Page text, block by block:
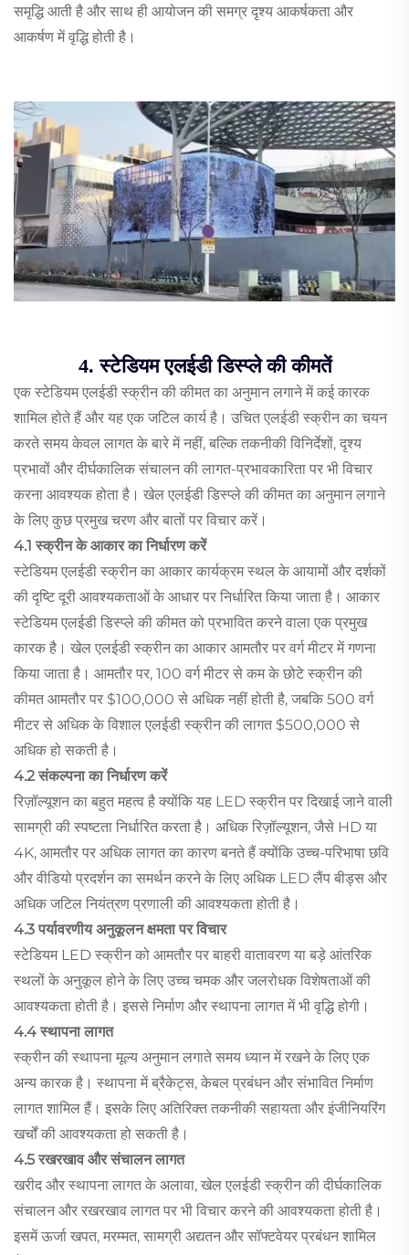
समृद्धि आती है और साथ ही आयोजन की समग्र दृश्य आकर्षकता और
आकर्षण में वृद्धि होती है।
4. स्टेडियम एलईडी डिस्प्ले की कीमतें
एक स्टेडियम एलईडी स्क्रीन की कीमत का अनुमान लगाने में कई कारक
शामिल होते हैं और यह एक जटिल कार्य है। उचित एलईडी स्क्रीन का चयन
करते समय केवल लागत के बारे में नहीं, बल्कि तकनीकी विनिर्देशों, दृश्य
प्रभावों और दीर्घकालिक संचालन की लागत-प्रभावकारिता पर भी विचार
करना आवश्यक होता है। खेल एलईडी डिस्प्ले की कीमत का अनुमान लगाने
के लिए कुछ प्रमुख चरण और बातों पर विचार करें।
4.1 स्क्रीन के आकार का निर्धारण करें
स्टेडियम एलईडी स्क्रीन का आकार कार्यक्रम स्थल के आयामों और दर्शकों
की दृष्टि दूरी आवश्यकताओं के आधार पर निर्धारित किया जाता है। आकार
स्टेडियम एलईडी डिस्प्ले की कीमत को प्रभावित करने वाला एक प्रमुख
कारक है। खेल एलईडी स्क्रीन का आकार आमतौर पर वर्ग मीटर में गणना
किया जाता है। आमतौर पर, 100 वर्ग मीटर से कम के छोटे स्क्रीन की
कीमत आमतौर पर $100,000 से अधिक नहीं होती है, जबकि 500 वर्ग
मीटर से अधिक के विशाल एलईडी स्क्रीन की लागत $500,000 से
अधिक हो सकती है।
4.2 संकल्पना का निर्धारण करें
रिज़ॉल्यूशन का बहुत महत्व है क्योंकि यह LED स्क्रीन पर दिखाई जाने वाली
सामग्री की स्पष्टता निर्धारित करता है। अधिक रिज़ॉल्यूशन, जैसे HD या
4K, आमतौर पर अधिक लागत का कारण बनते हैं क्योंकि उच्च-परिभाषा छवि
और वीडियो प्रदर्शन का समर्थन करने के लिए अधिक LED लैंप बीड्स और
अधिक जटिल नियंत्रण प्रणाली की आवश्यकता होती है।
4.3 पर्यावरणीय अनुकूलन क्षमता पर विचार
स्टेडियम LED स्क्रीन को आमतौर पर बाहरी वातावरण या बड़े आंतरिक
स्थलों के अनुकूल होने के लिए उच्च चमक और जलरोधक विशेषताओं की
आवश्यकता होती है। इससे निर्माण और स्थापना लागत में भी वृद्धि होगी।
4.4 स्थापना लागत
स्क्रीन की स्थापना मूल्य अनुमान लगाते समय ध्यान में रखने के लिए एक
अन्य कारक है। स्थापना में ब्रैकेट्स, केबल प्रबंधन और संभावित निर्माण
लागत शामिल हैं। इसके लिए अतिरिक्त तकनीकी सहायता और इंजीनियरिंग
खर्चों की आवश्यकता हो सकती है।
4.5 रखरखाव और संचालन लागत
खरीद और स्थापना लागत के अलावा, खेल एलईडी स्क्रीन की दीर्घकालिक
संचालन और रखरखाव लागत पर भी विचार करने की आवश्यकता होती है।
इसमें ऊर्जा खपत, मरम्मत, सामग्री अद्यतन और सॉफ्टवेयर प्रबंधन शामिल